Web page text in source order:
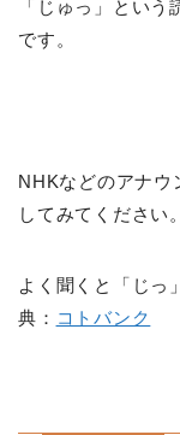
「じゅっ」とい
です。
NHKなどのアナウ
してみてください。
よく聞くと「じっ
典： コトバンク